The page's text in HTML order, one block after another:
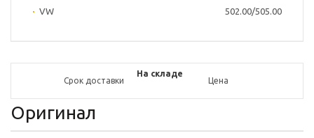
VW
502.00/505.00
Срок доставки
На складе
Цена
Оригинал